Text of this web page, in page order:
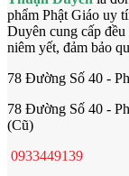
phẩm Phật Giáo uy
Duyên cung cấp
niêm yết, đảm bảo
78 Đường Số 40 -
78 Đường Số 40 -
(Cũ)
0933449139